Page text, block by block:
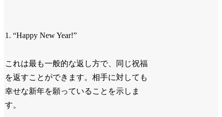
1. “Happy New Year!”
これは最も一般的な返し方で、同じ祝福
を返すことができます。相手に対しても
幸せな新年を願っていることを示しま
す。